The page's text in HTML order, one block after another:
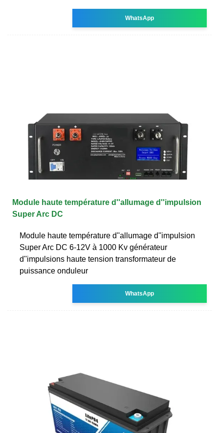
WhatsApp
Module haute température d''allumage d''impulsion
Super Arc DC
Module haute température d''allumage d''impulsion
Super Arc DC 6-12V à 1000 Kv générateur
d''impulsions haute tension transformateur de
puissance onduleur
WhatsApp